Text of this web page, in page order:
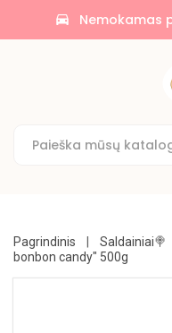
time_to_leave Nemokamas
AKCIJOS
🌟
SAUSAINIAI
UŽKANDŽIAI
GĖRIMAI
Pagrindinis Saldainiai🍭
bonbon candy" 500g